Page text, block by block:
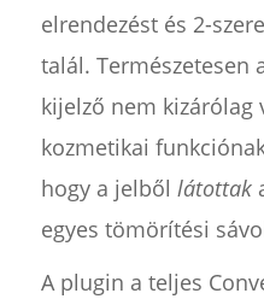
elrendezést és 2-
talál. Természetesen
kijelző nem kizárólag
kozmetikai
hogy a jelből látottak
egyes tömörítési
A plugin a teljes